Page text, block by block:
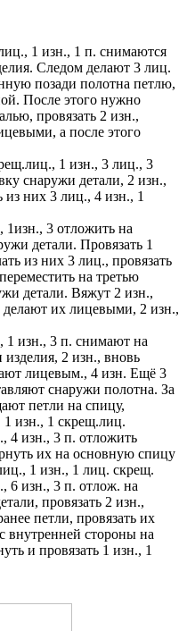
1 изн., 1 п. снимаются
Следом делают 3 лиц.
позади полотна петлю,
После этого нужно
провязать 2 изн.,
а после этого
1 изн., 3 лиц., 3
снаружи детали, 2 изн.,
из них 3 лиц., 4 изн., 1
3 отложить на
детали. Провязать 1
из них 3 лиц., провязать
на третью
детали. Вяжут 2 изн.,
их лицевыми, 2 изн.,
изн., 3 п. снимают на
изделия, 2 изн., вновь
лицевым., 4 изн. Ещё 3
снаружи полотна. За
петли на спицу,
изн., 1 скрещ.лиц.
4 изн., 3 п. отложить
их на основную спицу
1 изн., 1 лиц. скрещ.
6 изн., 3 п. отлож. на
провязать 2 изн.,
петли, провязать их
стороны на
и провязать 1 изн., 1